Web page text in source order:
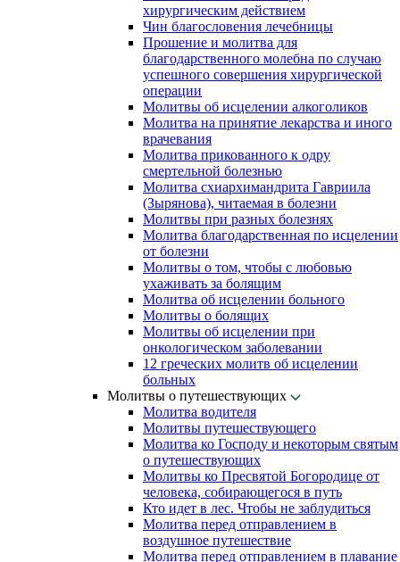
хирургическим действием
Чин благословения лечебницы
Прошение и молитва для
благодарственного молебна по случаю
успешного совершения хирургической
операции
Молитвы об исцелении алкоголиков
Молитва на принятие лекарства и иного
врачевания
Молитва прикованного к одру
смертельной болезнью
Молитва схиархимандрита Гавриила
(Зырянова), читаемая в болезни
Молитвы при разных болезнях
Молитва благодарственная по исцелении
от болезни
Молитвы о том, чтобы с любовью
ухаживать за болящим
Молитва об исцелении больного
Молитвы о болящих
Молитвы об исцелении при
онкологическом заболевании
12 греческих молитв об исцелении
больных
Молитвы о путешествующих
Молитва водителя
Молитвы путешествующего
Молитва ко Господу и некоторым святым
о путешествующих
Молитвы ко Пресвятой Богородице от
человека, собирающегося в путь
Кто идет в лес. Чтобы не заблудиться
Молитва перед отправлением в
воздушное путешествие
Молитва перед отправлением в плавание